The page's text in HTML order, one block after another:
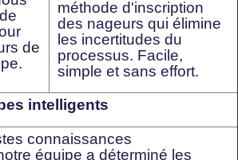
de
méthode d'inscription
des nageurs qui élimine
les incertitudes du
processus. Facile,
simple et sans effort.
intelligents
connaissances
équipe a déterminé les